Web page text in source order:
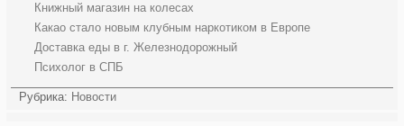
Книжный магазин на колесах
Какао стало новым клубным наркотиком в Европе
Доставка еды в г. Железнодорожный
Психолог в СПБ
Рубрика: Новости